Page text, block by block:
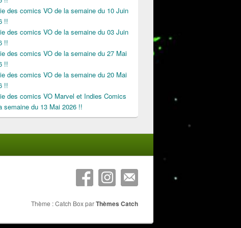
des comics VO de la semaine du 10 Juin
!!
des comics VO de la semaine du 03 Juin
!!
des comics VO de la semaine du 27 Mai
!!
des comics VO de la semaine du 20 Mai
!!
des comics VO Marvel et Indies Comics
semaine du 13 Mai 2026 !!
Thème : Catch Box parThèmes Catch